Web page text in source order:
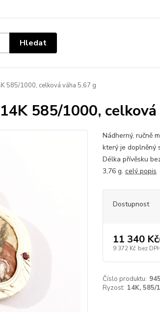
Hledat
585/1000, celková váha 5,67 g
585/1000, celková
Nádherný, ručně
který je doplněný
Délka přívěsku
3,76 g. celý popis
Dostupnost
11 340 Kč/
9 372 Kč bez
Číslo produktu:
Ryzost: 14K, 585/